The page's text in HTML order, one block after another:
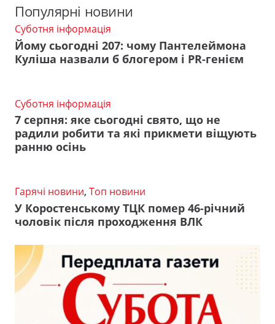
Популярні новини
Суботня інформація
Йому сьогодні 207: чому Пантелеймона
Куліша назвали б блогером і PR-генієм
Суботня інформація
7 серпня: яке сьогодні свято, що не
радили робити та які прикмети віщують
ранню осінь
Гарячі новини, Топ новини
У Коростенському ТЦК помер 46-річний
чоловік після проходження ВЛК